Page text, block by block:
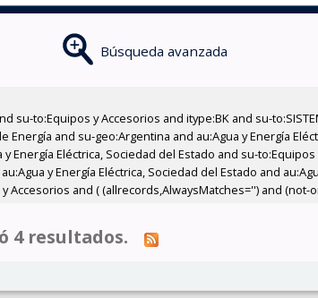
Búsqueda avanzada
to:Equipos y Accesorios and itype:BK and su-
and su-geo:Argentina and au:Agua y Energía
Energía Eléctrica, Sociedad del Estado and su-
y Energía Eléctrica, Sociedad del Estado and
and ( (allrecords,AlwaysMatches='') and
4 resultados.